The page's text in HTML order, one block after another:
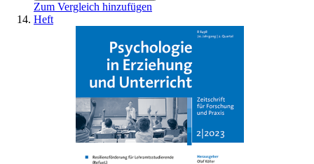
Zum Vergleich hinzufügen
Heft